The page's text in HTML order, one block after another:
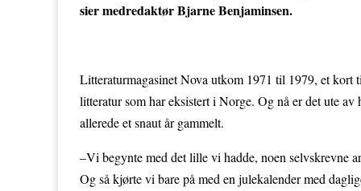
sier medredaktør Bjarne Benjaminsen.
Litteraturmagasinet Nova utkom 1971 til 1979, et kort
litteratur som har eksistert i Norge. Og nå er det ute
allerede et snaut år gammelt.
–Vi begynte med det lille vi hadde, noen selvskrevne
Og så kjørte vi bare på med en julekalender med